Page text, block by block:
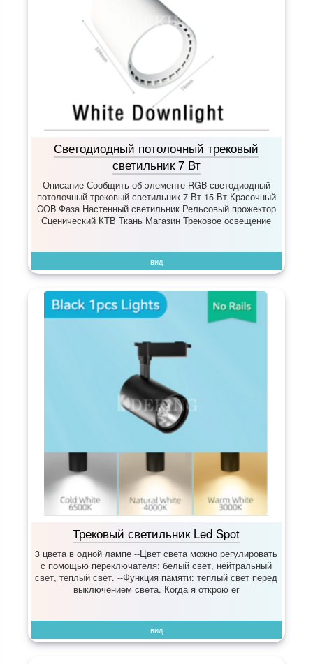
Светодиодный потолочный трековый
светильник 7 Вт
Описание Сообщить об элементе RGB светодиодный
потолочный трековый светильник 7 Вт 15 Вт Красочный
COB Фаза Настенный светильник Рельсовый прожектор
Сценический КТВ Ткань Магазин Трековое освещение
вид
Трековый светильник Led Spot
3 цвета в одной лампе --Цвет света можно регулировать
с помощью переключателя: белый свет, нейтральный
свет, теплый свет. --Функция памяти: теплый свет перед
выключением света. Когда я открою ег
вид